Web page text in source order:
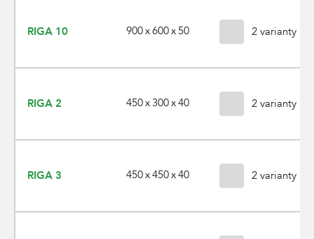
RIGA 10 900 x 600 x 50 2 varianty
RIGA 2 450 x 300 x 40 2 varianty
RIGA 3 450 x 450 x 40 2 varianty